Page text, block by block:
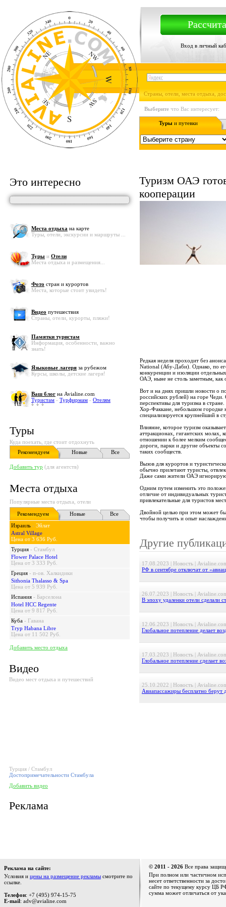
Вход в личный
Страны, отели, места отдыха,
Выберите что Вас интересует:
Туры и путевки
Это интересно
Места отдыха на карте
Туры, отели, экскурсии и маршруты ...
Туры и Отели
Места отдыха и размещения...
Фото стран и курортов
Места, которые стоит увидеть!
Видео путешествия
Страны, отели, курорты, пляжи!
Памятки туристам
Информация, особенности, важно
знать!
Языковые лагеря за рубежом
Курсы, школы, детские лагеря!
Ваш блог на Avialine.com
Туристам - Турфирмам - Отелям
Туры
Куда поехать, где стоит отдохнуть
Рекомендуем
Новые Все
Добавить тур (для агентств)
Места отдыха
Популярные места отдыха, отели
Рекомендуем
Новые
Все
Израиль - Эйлат
Astral Village
Цена от 3 636 Руб.
Турция - Стамбул
Flower Palace Hotel
Цена от 3 333 Руб.
Греция - п-ов. Халкидики
Sithonia Thalasso & Spa
Цена от 5 939 Руб.
Испания - Барселона
Hotel HCC Regente
Цена от 9 817 Руб.
Куба - Гавана
Tryp Habana Libre
Цена от 11 502 Руб.
Добавить место отдыха
Видео
Видео мест отдыха и путешествий
Турция / Стамбул
Достопримечательности Стамбула
Добавить видео
Реклама
Туризм ОАЭ
кооперации
Редкая неделя проходит без
National (Абу-Даби). Однако, по
конкуренции и изоляции
ОАЭ, ныне не столь заметным, как
Вот и на днях пришли новости о
российских рублей) на горе
перспективы для туризма в
Хор-Факкане, небольшом
специализируется крупнейший в
Влияние, которое туризм
аттракционах, гигантских молах,
отношении к более мелким
дороги, парки и другие объекты
таких сообществ.
Вызов для курортов и
обычно прилетают туристы,
Даже сами жители ОАЭ
Одним путем изменить это
отличие от индивидуальных
привлекательные для туристов
Двойной целью при этом может
чтобы получить и опыт
Другие
17.08.2023 | Новость |
РФ в сентябре отключат от
26.07.2023 | Новость |
В эпоху удаленки отели сделали
12.06.2023 | Новость |
Глобальное потепление делает
17.03.2023 | Новость |
Глобальное потепление сделает
25.10.2022 | Новость |
Авиапассажиры бесплатно
Реклама на сайте:
Условия и цены на размещение рекламы смотрите по
ссылке.
Телефон: +7 (495) 974-15-75
E-mail: adv@avialine.com
© 2011 - 2026 Все права
При полном или частичном
несет ответственности за
сайте по текущему курсу ЦБ
сумма может отличаться от